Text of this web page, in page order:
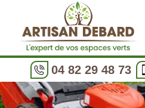
04 82 29 48 73